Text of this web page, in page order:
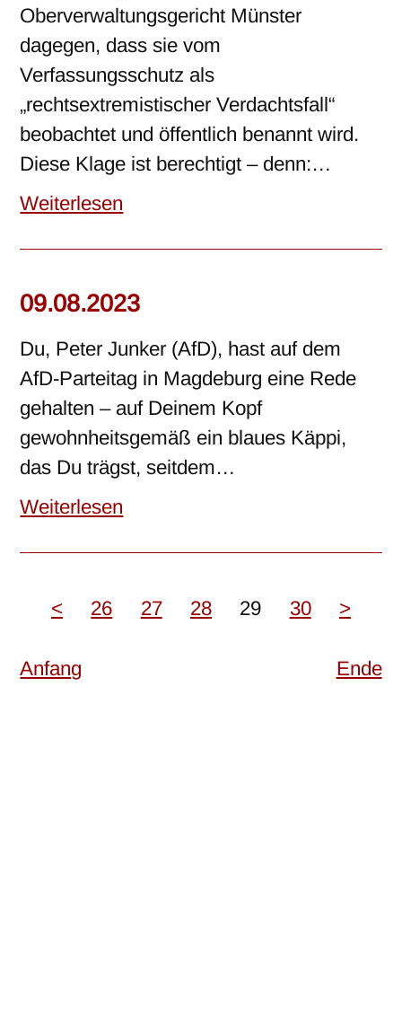
Oberverwaltungsgericht Münster
dagegen, dass sie vom
Verfassungsschutz als
„rechtsextremistischer Verdachtsfall“
beobachtet und öffentlich benannt wird.
Diese Klage ist berechtigt – denn:…
Weiterlesen
09.08.2023
Du, Peter Junker (AfD), hast auf dem
AfD-Parteitag in Magdeburg eine Rede
gehalten – auf Deinem Kopf
gewohnheitsgemäß ein blaues Käppi,
das Du trägst, seitdem…
Weiterlesen
Anfang
< 26 27 28 29 30 >
Ende